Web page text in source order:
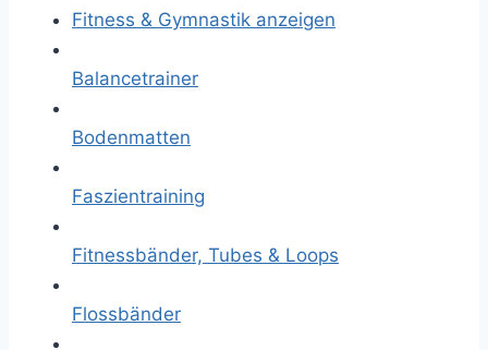
Fitness & Gymnastik anzeigen
Balancetrainer
Bodenmatten
Faszientraining
Fitnessbänder, Tubes & Loops
Flossbänder